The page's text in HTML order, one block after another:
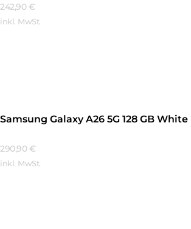
242,90 €
inkl. MwSt.
Samsung Galaxy A26 5G 128 GB White
290,90 €
inkl. MwSt.